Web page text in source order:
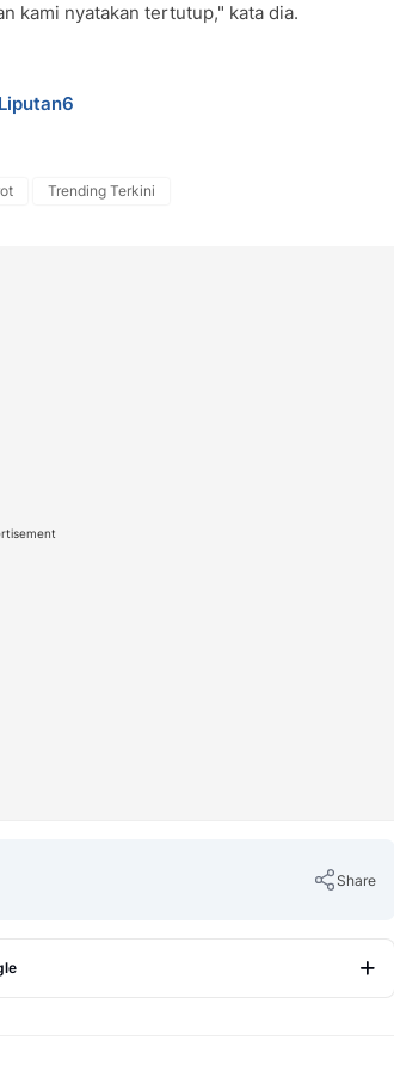
kami nyatakan tertutup," kata dia.
Trending Terkini
Share